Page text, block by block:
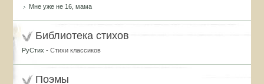
Мне уже не 16, мама
Библиотека стихов
РуСтих - Стихи классиков
Поэмы